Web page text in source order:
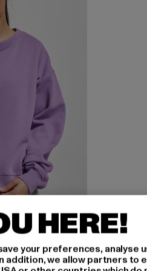
59,99 EUR
HERE!
your preferences, analyse
we allow partners to